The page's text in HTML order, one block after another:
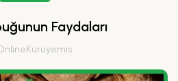
Faydaları